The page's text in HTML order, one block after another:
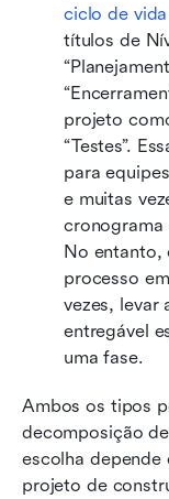
ciclo de
títulos de
projeto
“Testes”.
para
e muitas
No entanto,
processo
vezes, levar
entregável
uma fase.
Ambos os tipos
decomposição
escolha depende
projeto de